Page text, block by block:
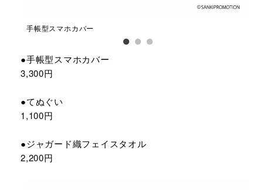
手帳型スマホカバー
●手帳型スマホカバー
3,300円
●てぬぐい
1,100円
●ジャガード織フェイスタオル
2,200円